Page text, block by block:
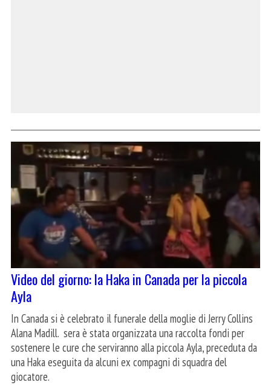
Video del giorno: la Haka in Canada per la piccola
Ayla
In Canada si è celebrato il funerale della moglie di Jerry Collins
Alana Madill. sera è stata organizzata una raccolta fondi per
sostenere le cure che serviranno alla piccola Ayla, preceduta da
una Haka eseguita da alcuni ex compagni di squadra del
giocatore.